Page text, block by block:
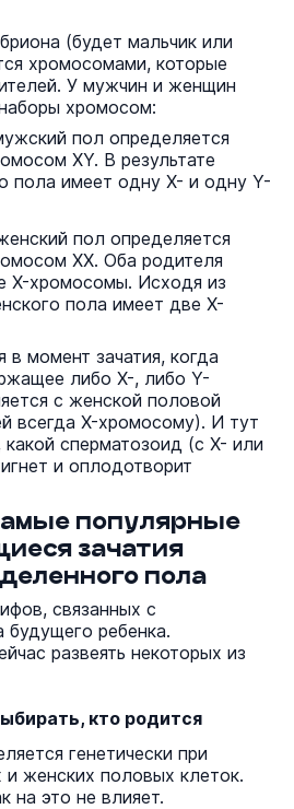
(будет мальчик или
хромосомами, которые
У мужчин и женщин
хромосом:
пол определяется
XY. В результате
пола имеет одну X- и одну Y-
пол определяется
XX. Оба родителя
X-хромосомы. Исходя из
пола имеет две X-
в момент зачатия, когда
либо X-, либо Y-
с женской половой
всегда X-хромосому). И тут
сперматозоид (с X- или
и оплодотворит
популярные
зачатия
пола
связанных с
ребенка.
развеять некоторых из
кто родится
генетически при
женских половых клеток.
на это не влияет.